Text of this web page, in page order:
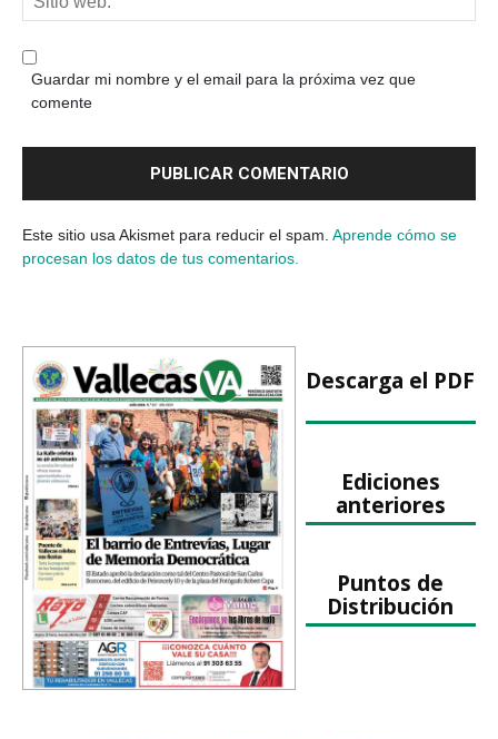
Guardar mi nombre y el email para la próxima vez que
comente
Este sitio usa Akismet para reducir el spam. Aprende cómo se
procesan los datos de tus comentarios.
Descarga el PDF
Ediciones
anteriores
Puntos de
Distribución